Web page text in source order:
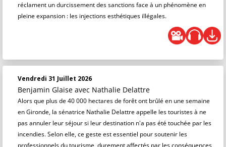
réclament un durcissement des sanctions face à un phénomène en
pleine expansion : les injections esthétiques illégales.
Vendredi 31 Juillet 2026
Benjamin Glaise avec Nathalie Delattre
Alors que plus de 40 000 hectares de forêt ont brûlé en une semaine
en Gironde, la sénatrice Nathalie Delattre appelle les touristes à ne
pas annuler leur séjour si leur destination n'a pas été touchée par les
incendies. Selon elle, ce geste est essentiel pour soutenir les
professionnels du tourisme, durement affectés par les conséquences